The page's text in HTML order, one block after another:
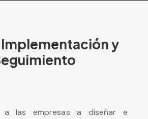
y
a las empresas a diseñar e